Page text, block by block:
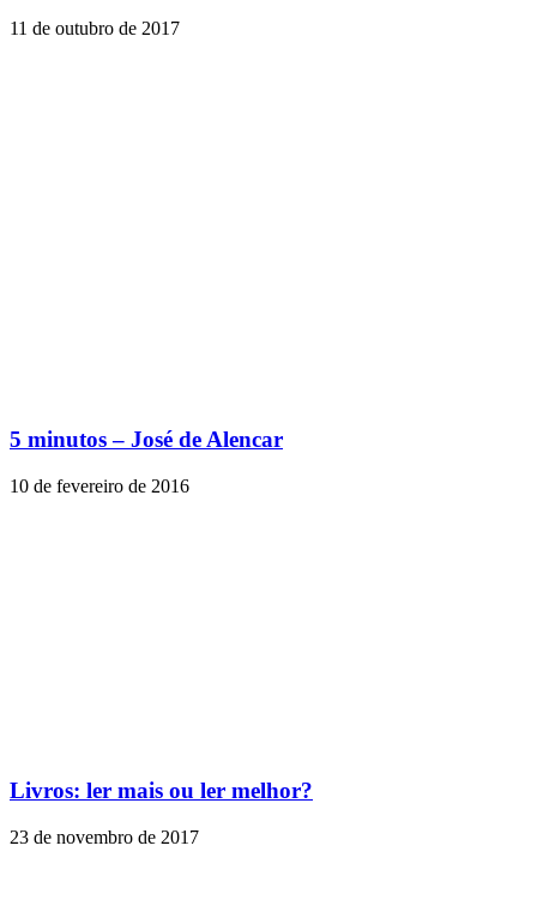
11 de outubro de 2017
5 minutos – José de Alencar
10 de fevereiro de 2016
Livros: ler mais ou ler melhor?
23 de novembro de 2017